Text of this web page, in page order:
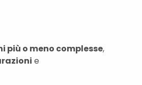
più o meno complesse,
e